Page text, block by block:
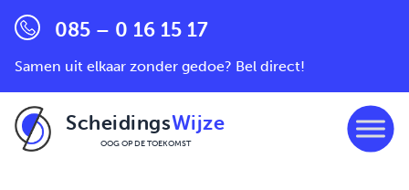
085 – 0 16 15 17
Samen uit elkaar zonder gedoe? Bel direct!
ScheidingsWijze
OOG OP DE TOEKOMST